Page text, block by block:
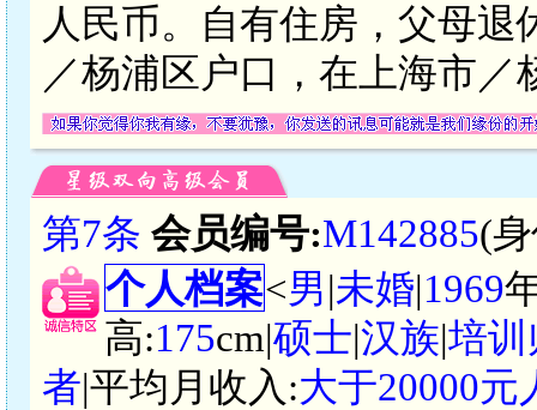
人民币。自有住房，父母
／杨浦区户口，在上海市
第7条 会员编号:M142885(
个人档案<男|未婚|1969
高:175cm|硕士|汉族|培训
者|平均月收入:大于20000元